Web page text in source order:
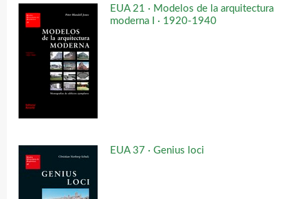
EUA 21 · Modelos de la arquitectura
moderna I · 1920-1940
EUA 37 · Genius loci